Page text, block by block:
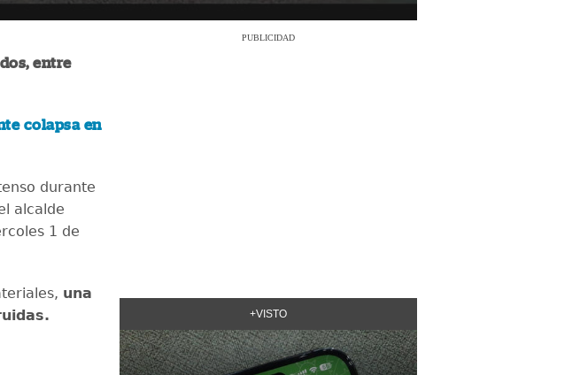
entre
colapsa en
durante
alcalde
1 de
una
PUBLICIDAD
+VISTO